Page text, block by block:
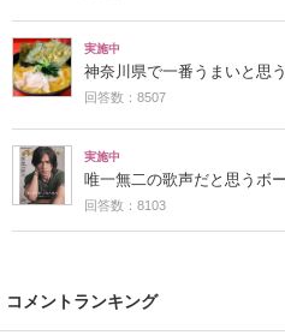
実施中
神奈川県で一番うまいと思
回答数：8507
実施中
唯一無二の歌声だと思うボ
回答数：8103
コメントランキング